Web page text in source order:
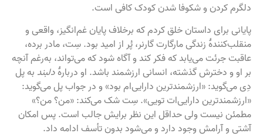
دلگرم کردن و شکوفا شدن کودک کافی است.
پایانی برای داستان خلق کردم که برخلاف پایان غم‌انگیز، واقعی و
منقلب‌کنندهٔ زندگی مارگارت گارنر، پُر از امید بود. سِت، مادر برده،
عاقبت جرئت می‌یابد که فکر کند و آگاه شود که می‌تواند، به‌رغم آنچه
بر او و دخترش گذشته، انسانی ارزشمند باشد. او دربارهٔ دلبند به پل
دِی می‌گوید: «ارزشمندترین دارایی‌ام بود» و در جواب پل می‌گوید:
«ارزشمندترین دارایی‌ات تویی». سِت شک می‌کند: «من؟ من؟»
مطمئن نیست ولی حداقل این نظر برایش جالب است. پس امکان
آشتی و آرامش وجود دارد و می‌شود بدون تأسف ادامه داد.